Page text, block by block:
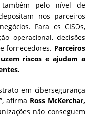
pelo nível de
nos parceiros
Para os CISOs,
operacional, decisões
fornecedores. Parceiros
riscos e ajudam a
em cibersegurança
afirma Ross McKerchar,
não conseguem